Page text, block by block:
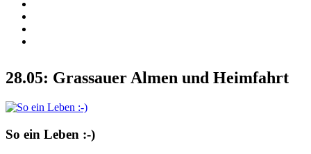
28.05: Grassauer Almen und Heimfahrt
So ein Leben :-)